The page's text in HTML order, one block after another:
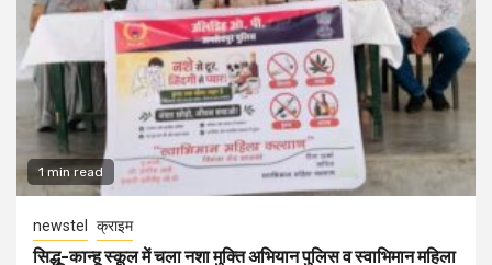
1 min read
newstel क्राइम
सिद्धू-कान्हू स्कूल में चला नशा मुक्ति अभियान पुलिस व स्वाभिमान महिला